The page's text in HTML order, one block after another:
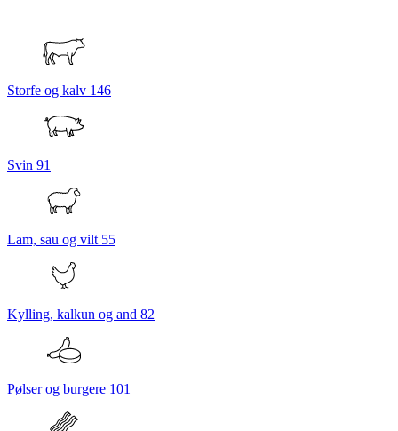
Storfe og kalv 146
Svin 91
Lam, sau og vilt 55
Kylling, kalkun og and 82
Pølser og burgere 101